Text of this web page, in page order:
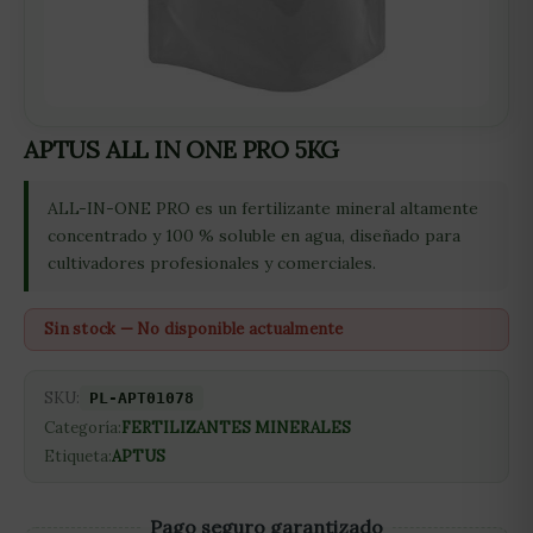
APTUS ALL IN ONE PRO 5KG
ALL-IN-ONE PRO es un fertilizante mineral altamente
concentrado y 100 % soluble en agua, diseñado para
cultivadores profesionales y comerciales.
Sin stock — No disponible actualmente
SKU: PL-APT01078
Categoría:FERTILIZANTES MINERALES
Etiqueta:APTUS
Pago seguro garantizado